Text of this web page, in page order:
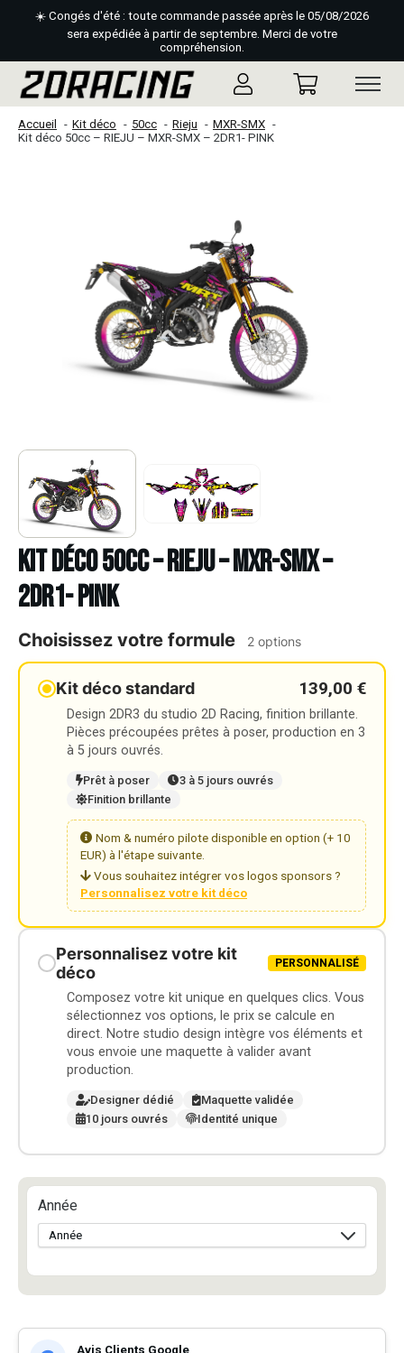
☀️ Congés d'été : toute commande passée après le 05/08/2026
sera expédiée à partir de septembre. Merci de votre
compréhension.
Accueil Kit déco 50cc Rieju
MXR-SMX
Kit déco 50cc – RIEJU – MXR-SMX – 2DR1- PINK
Kit déco 50cc – RIEJU – MXR-SMX –
2DR1- PINK
Choisissez votre formule 2 options
Kit déco standard 139,00 €
Design 2DR3 du studio 2D Racing, finition brillante.
Pièces précoupées prêtes à poser, production en 3
à 5 jours ouvrés.
Prêt à poser
3 à 5 jours ouvrés
Finition brillante
Nom & numéro pilote disponible en option (+ 10
EUR) à l'étape suivante.
Vous souhaitez intégrer vos logos sponsors ?
Personnalisez votre kit déco
Personnalisez votre kit
déco
PERSONNALISÉ
Composez votre kit unique en quelques clics. Vous
sélectionnez vos options, le prix se calcule en
direct. Notre studio design intègre vos éléments et
vous envoie une maquette à valider avant
production.
Designer dédié
Maquette validée
10 jours ouvrés
Identité unique
Année
Avis Clients Google